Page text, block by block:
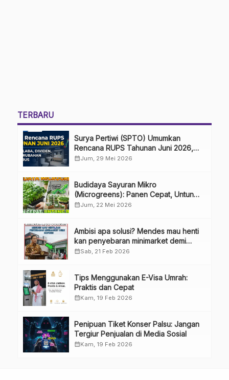
TERBARU
Surya Pertiwi (SPTO) Umumkan
Rencana RUPS Tahunan Juni 2026,
Bahas Penggunaan Laba Hingga
calendar_monthJum, 29 Mei 2026
Budidaya Sayuran Mikro
(Microgreens): Panen Cepat, Untung
Besar
calendar_monthJum, 22 Mei 2026
Ambisi apa solusi? Mendes mau henti
kan penyebaran minimarket demi
kopdes.
calendar_monthSab, 21 Feb 2026
Tips Menggunakan E-Visa Umrah:
Praktis dan Cepat
calendar_monthKam, 19 Feb 2026
Penipuan Tiket Konser Palsu: Jangan
Tergiur Penjualan di Media Sosial
calendar_monthKam, 19 Feb 2026